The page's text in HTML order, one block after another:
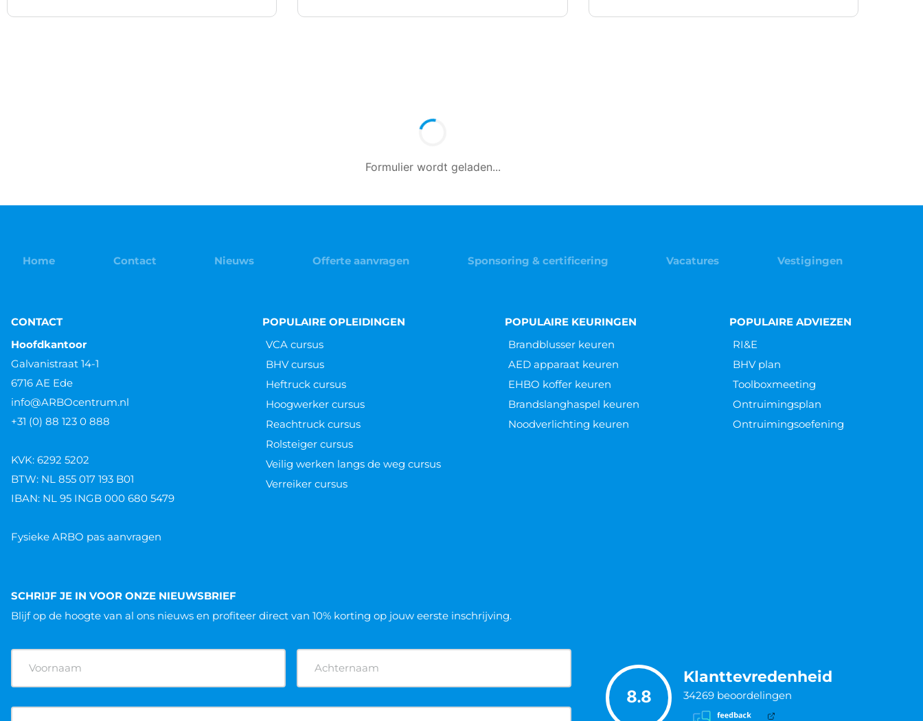
Formulier wordt geladen...
Home Contact Nieuws Offerte aanvragen Sponsoring & certificering Vacatures Vestigingen
CONTACT
Hoofdkantoor
Galvanistraat 14-1
6716 AE Ede
info@ARBOcentrum.nl
+31 (0) 88 123 0 888
KVK: 6292 5202
BTW: NL 855 017 193 B01
IBAN: NL 95 INGB 000 680 5479
Fysieke ARBO pas aanvragen
POPULAIRE OPLEIDINGEN
VCA cursus
BHV cursus
Heftruck cursus
Hoogwerker cursus
Reachtruck cursus
Rolsteiger cursus
Veilig werken langs de weg cursus
Verreiker cursus
POPULAIRE KEURINGEN
Brandblusser keuren
AED apparaat keuren
EHBO koffer keuren
Brandslanghaspel keuren
Noodverlichting keuren
POPULAIRE ADVIEZEN
RI&E
BHV plan
Toolboxmeeting
Ontruimingsplan
Ontruimingsoefening
SCHRIJF JE IN VOOR ONZE NIEUWSBRIEF
Blijf op de hoogte van al ons nieuws en profiteer direct van 10% korting op jouw eerste inschrijving.
E-
8.8
Klanttevredenheid
34269 beoordelingen